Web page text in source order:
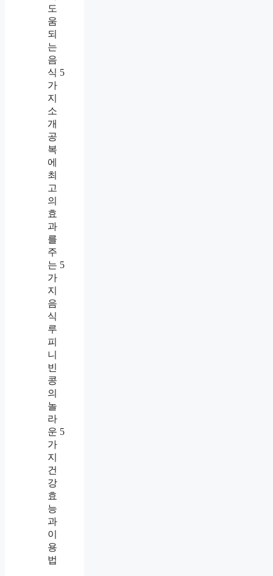
도
움
되
는
음
식 5
가
지
소
개
공
복
에
최
고
의
효
과
를
주
는 5
가
지
음
식
루
피
니
빈
콩
의
놀
라
운 5
가
지
건
강
효
능
과
이
용
법